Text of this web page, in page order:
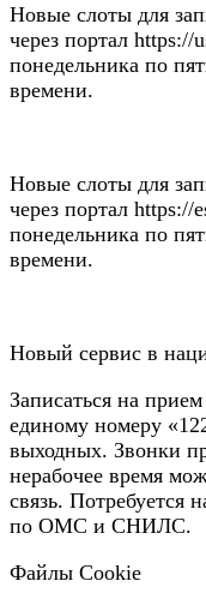
Новые слоты для
через портал
понедельника по
времени.
Новые слоты для
через портал https://
понедельника по
времени.
Новый сервис в
Записаться на
единому номеру
выходных. Звонки
нерабочее время
связь. Потребуется
по ОМС и СНИЛС.
Файлы Cookie